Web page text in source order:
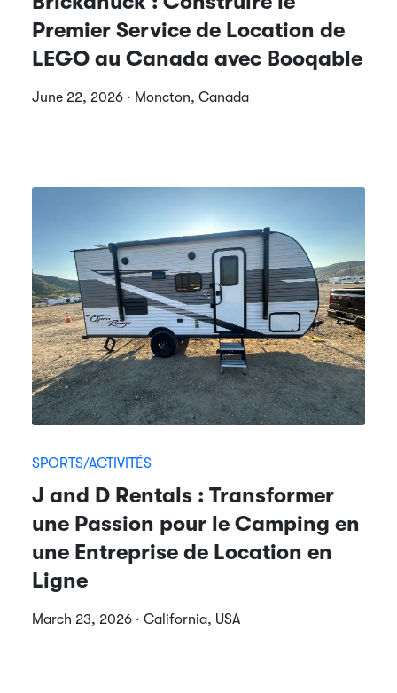
Premier Service de Location de
LEGO au Canada avec Booqable
June 22, 2026 · Moncton, Canada
SPORTS/ACTIVITÉS
J and D Rentals : Transformer
une Passion pour le Camping en
une Entreprise de Location en
Ligne
March 23, 2026 · California, USA